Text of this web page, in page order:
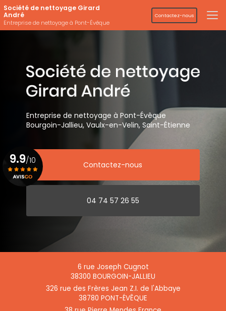
Aller
au
contenu
principal
Société de nettoyage Girard
André
Entreprise de nettoyage à Pont-Évêque
Contactez-nous
Entreprise de nettoyage à Pont-Évêque
Bourgoin-Jallieu, Vaulx-en-Velin, Saint-Étienne
Contactez-nous
04 74 57 26 55
6 rue Joseph Cugnot
38300 BOURGOIN-JALLIEU
326 rue des Frères Jean Z.I. de l'Abbaye
38780 PONT-ÉVÊQUE
9.9/10